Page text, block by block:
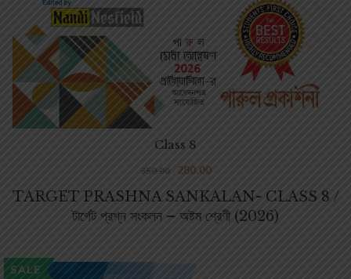
TARGET PRASHNA SANKALAN- CLASS 8 /
টার্গেট প্রশ্ন সংকলন – অষ্টম শ্রেণী (2026)
Class 8
350.00 280.00
SALE